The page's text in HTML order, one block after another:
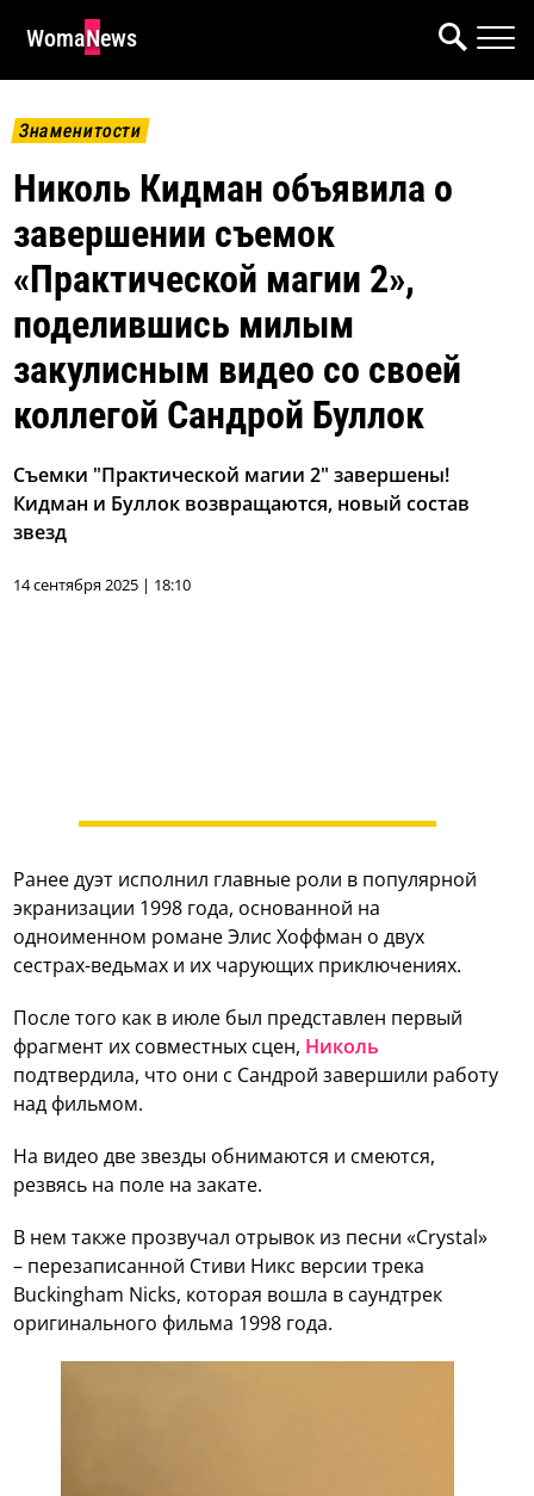
WomaNews
Знаменитости
Николь Кидман объявила о
завершении съемок
«Практической магии 2»,
поделившись милым
закулисным видео со своей
коллегой Сандрой Буллок
Съемки "Практической магии 2" завершены!
Кидман и Буллок возвращаются, новый состав
звезд
14 сентября 2025 | 18:10
Ранее дуэт исполнил главные роли в популярной
экранизации 1998 года, основанной на
одноименном романе Элис Хоффман о двух
сестрах-ведьмах и их чарующих приключениях.
После того как в июле был представлен первый
фрагмент их совместных сцен, Николь
подтвердила, что они с Сандрой завершили работу
над фильмом.
На видео две звезды обнимаются и смеются,
резвясь на поле на закате.
В нем также прозвучал отрывок из песни «Crystal»
– перезаписанной Стиви Никс версии трека
Buckingham Nicks, которая вошла в саундтрек
оригинального фильма 1998 года.